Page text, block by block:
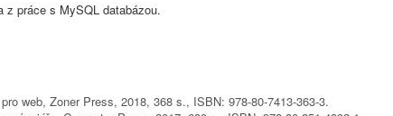
z práce s MySQL databázou.
web, Zoner Press, 2018, 368 s., ISBN: 978-80-7413-363-3.